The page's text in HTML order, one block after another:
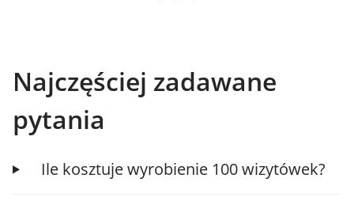
Najczęściej zadawane
pytania
Ile kosztuje wyrobienie 100 wizytówek?